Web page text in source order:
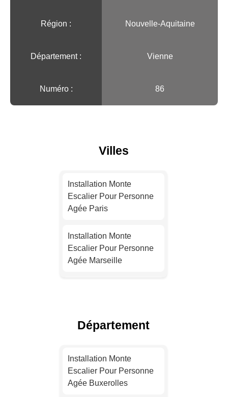
Région :️ Nouvelle-Aquitaine
Département : Vienne
Numéro : 86
Villes
Installation Monte
Escalier Pour Personne
Agée Paris
Installation Monte
Escalier Pour Personne
Agée Marseille
Agée Toulouse
Département
Installation Monte
Escalier Pour Personne
Agée Buxerolles